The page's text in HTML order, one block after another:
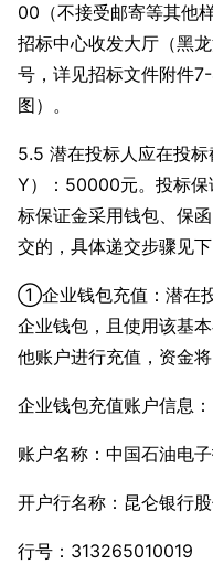
00（不接受邮寄等其他
招标中心收发大厅（黑
号，详见招标文件附件
图）。
5.5 潜在投标人应在投
Y）：50000元。投标保
标保证金采用钱包、保
交的，具体递交步骤见下
①企业钱包充值：潜在
企业钱包，且使用该基
他账户进行充值，资金将
企业钱包充值账户信息：
账户名称：中国石油电
开户行名称：昆仑银行
行号：313265010019